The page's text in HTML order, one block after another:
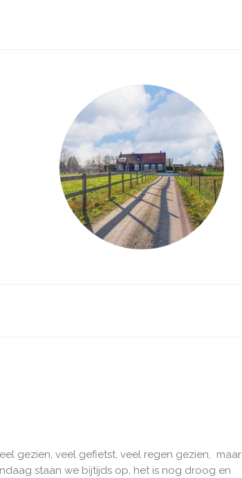
gezien, veel gefietst, veel regen gezien, maar
staan we bijtijds op, het is nog droog en